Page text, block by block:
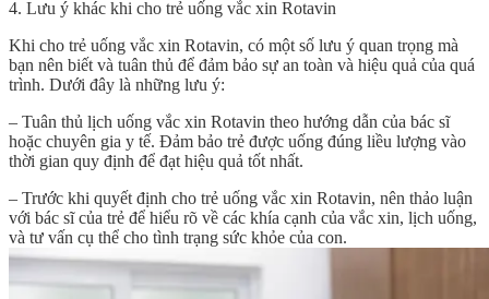
4. Lưu ý khác khi cho trẻ uống vắc xin Rotavin
Khi cho trẻ uống vắc xin Rotavin, có một số lưu ý quan trọng mà
bạn nên biết và tuân thủ để đảm bảo sự an toàn và hiệu quả của quá
trình. Dưới đây là những lưu ý:
– Tuân thủ lịch uống vắc xin Rotavin theo hướng dẫn của bác sĩ
hoặc chuyên gia y tế. Đảm bảo trẻ được uống đúng liều lượng vào
thời gian quy định để đạt hiệu quả tốt nhất.
– Trước khi quyết định cho trẻ uống vắc xin Rotavin, nên thảo luận
với bác sĩ của trẻ để hiểu rõ về các khía cạnh của vắc xin, lịch uống,
và tư vấn cụ thể cho tình trạng sức khỏe của con.